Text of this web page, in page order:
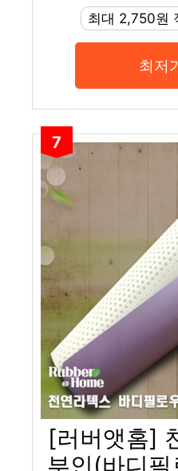
최대 2,750원
최저
7
[러버앳홈]
부인(바디